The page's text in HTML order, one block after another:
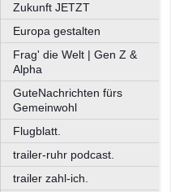
Zukunft JETZT
Europa gestalten
Frag' die Welt | Gen Z &
Alpha
GuteNachrichten fürs
Gemeinwohl
Flugblatt.
trailer-ruhr podcast.
trailer zahl-ich.